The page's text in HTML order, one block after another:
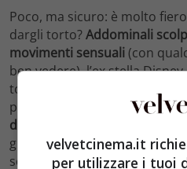
Poco, ma sicuro: è molto
dargli torto?Addominali
movimenti sensuali(con
ben vedere), l’ex stella
tolto la camicia e si è lasciato
proibito.
Chissà che ne
della pellicola Chloe Moretz e
giorni scorsi hanno raggiunto
scene. Altro cheCattivi vicini
velvetcinema.it
per utilizzare i tuoi